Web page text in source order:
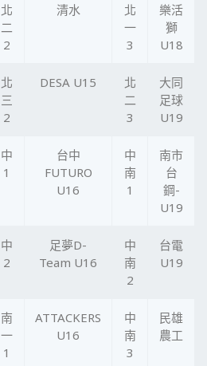
北
二
2
清水
北
一
3
樂活
獅
U18
北
三
2
DESA U15
北
二
3
大同
足球
U19
中
1
台中
FUTURO
U16
中
南
1
南市
台
鋼-
U19
中
2
足夢D-
Team U16
中
南
2
台電
U19
南
一
1
ATTACKERS
U16
中
南
3
民雄
農工